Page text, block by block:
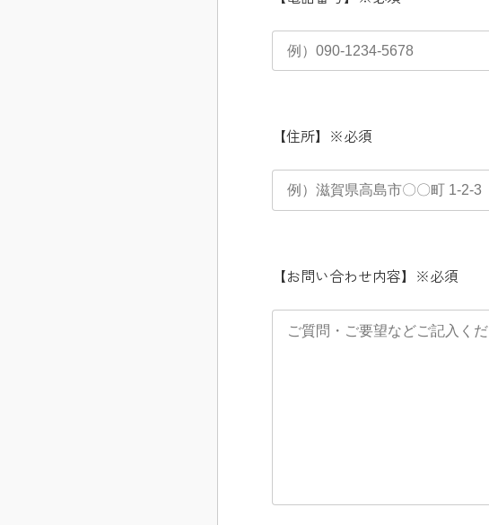
【住所】 ※必須
【お問い合わせ内容】 ※必須